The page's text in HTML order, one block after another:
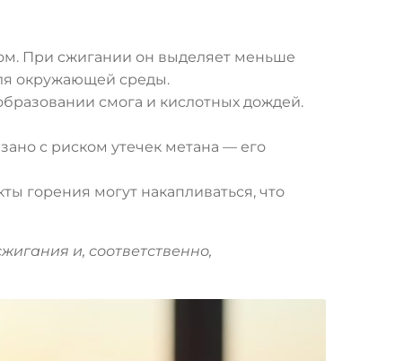
При сжигании он выделяет меньше
окружающей среды.
смога и кислотных дождей.
с риском утечек метана — его
горения могут накапливаться, что
и, соответственно,